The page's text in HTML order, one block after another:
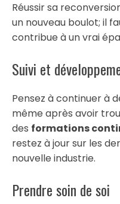
Réussir sa
un nouveau boulot; il
contribue à un vrai
Suivi et
Pensez à continuer à
même après avoir
des formations
restez à jour sur les
nouvelle industrie.
Prendre soin de soi